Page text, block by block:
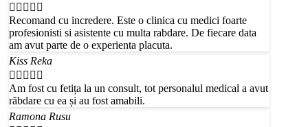
    
Recomand cu incredere. Este o clinica cu medici foarte
profesionisti si asistente cu multa rabdare. De fiecare data
am avut parte de o experienta placuta.
Kiss Reka
    
Am fost cu fetița la un consult, tot personalul medical a avut
răbdare cu ea și au fost amabili.
Ramona Rusu